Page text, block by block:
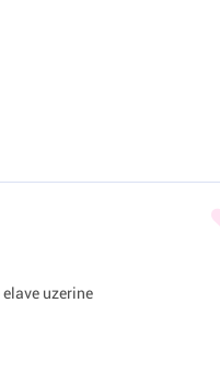
uzerine